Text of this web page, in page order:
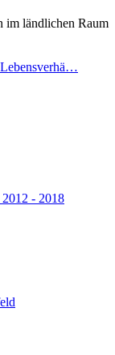
im ländlichen Raum
- 2018